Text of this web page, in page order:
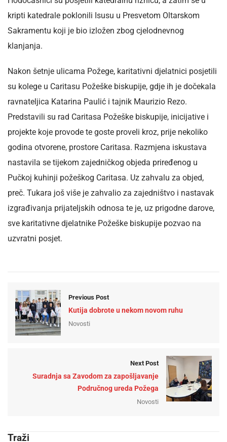
kripti katedrale poklonili Isusu u Presvetom Oltarskom
Sakramentu koji je bio izložen zbog cjelodnevnog
klanjanja.
Nakon šetnje ulicama Požege, karitativni djelatnici posjetili
su kolege u Caritasu Požeške biskupije, gdje ih je dočekala
ravnateljica Katarina Paulić i tajnik Maurizio Rezo.
Predstavili su rad Caritasa Požeške biskupije, inicijative i
projekte koje provode te goste proveli kroz, prije nekoliko
godina otvorene, prostore Caritasa. Razmjena iskustava
nastavila se tijekom zajedničkog objeda priređenog u
Pučkoj kuhinji požeškog Caritasa. Uz zahvalu za objed,
preč. Tukara još više je zahvalio za zajedništvo i nastavak
izgrađivanja prijateljskih odnosa te je, uz prigodne darove,
sve karitativne djelatnike Požeške biskupije pozvao na
uzvratni posjet.
Previous Post
Kutija dobrote u nekom novom ruhu
Novosti
Next Post
Suradnja sa Zavodom za zapošljavanje
Područnog ureda Požega
Novosti
Traži